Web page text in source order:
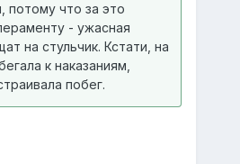
потому что за это
- ужасная
на стульчик. Кстати, на
к наказаниям,
побег.